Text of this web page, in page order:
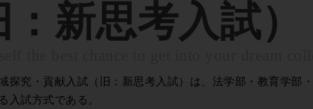
：新思考入試）
探究・貢献入試（旧：新思考入試）は、法学部・教育学部
入試方式である。